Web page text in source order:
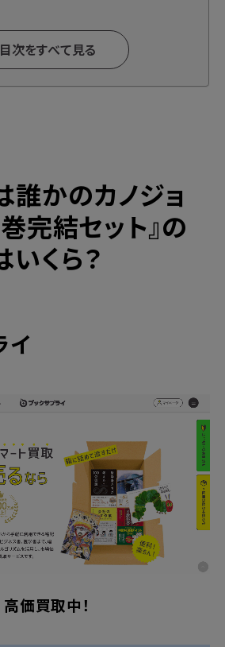
らブックサプライへ
限定のキャンペーンも開催中！
目次をすべて見る
誰かのカノジョ
完結セット』の
くら？
イ
高価買取中！